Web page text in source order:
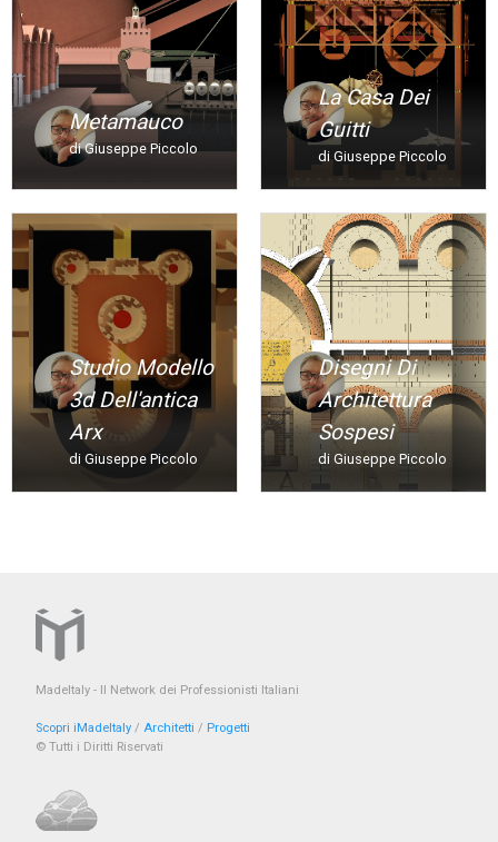
Metamauco
di Giuseppe Piccolo
La Casa Dei
Guitti
di Giuseppe Piccolo
Studio Modello
3d Dell'antica
Arx
di Giuseppe Piccolo
Disegni Di
Architettura
Sospesi
di Giuseppe Piccolo
MadeItaly - Il Network dei Professionisti Italiani
Scopri iMadeItaly / Architetti / Progetti
© Tutti i Diritti Riservati